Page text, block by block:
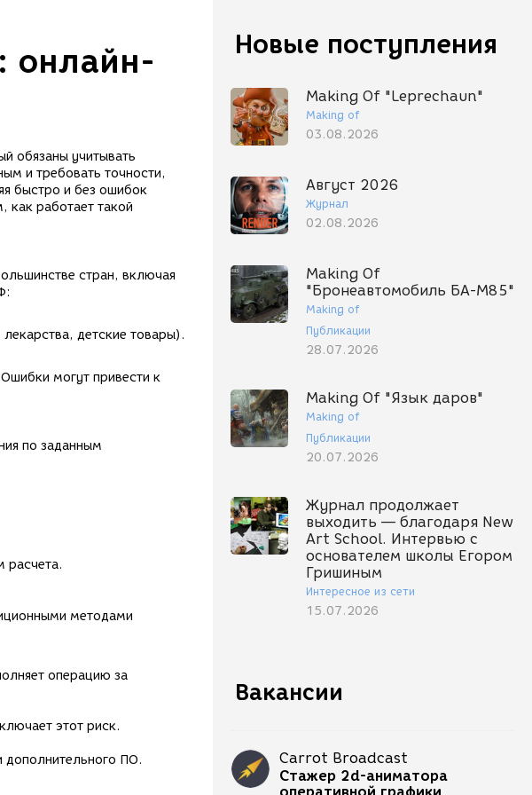
Новые поступления
Making Of "Leprechaun"
Making of
03.08.2026
Август 2026
Журнал
02.08.2026
Making Of
"Бронеавтомобиль БА-М85"
Making of
Публикации
28.07.2026
Making Of "Язык даров"
Making of
Публикации
20.07.2026
Журнал продолжает
выходить — благодаря New
Art School. Интервью с
основателем школы Егором
Гришиным
Интересное из сети
15.07.2026
Вакансии
Carrot Broadcast
Стажер 2d-аниматора
онлайн-
обязаны учитывать
и требовать точности,
быстро и без ошибок
как работает такой
стран, включая
детские товары).
могут привести к
по заданным
расчета.
методами
операцию за
этот риск.
дополнительного ПО.